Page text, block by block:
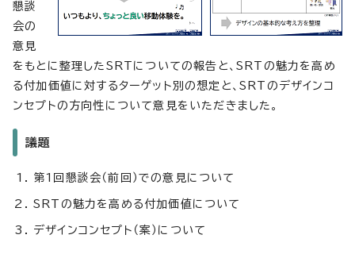
懇談
会の
意見
をもとに整理したSRTについての報告と、SRTの魅力を高め
る付加価値に対するターゲット別の想定と、SRTのデザインコ
ンセプトの方向性について意見をいただきました。
議題
第1回懇談会（前回）での意見について
SRTの魅力を高める付加価値について
デザインコンセプト（案）について